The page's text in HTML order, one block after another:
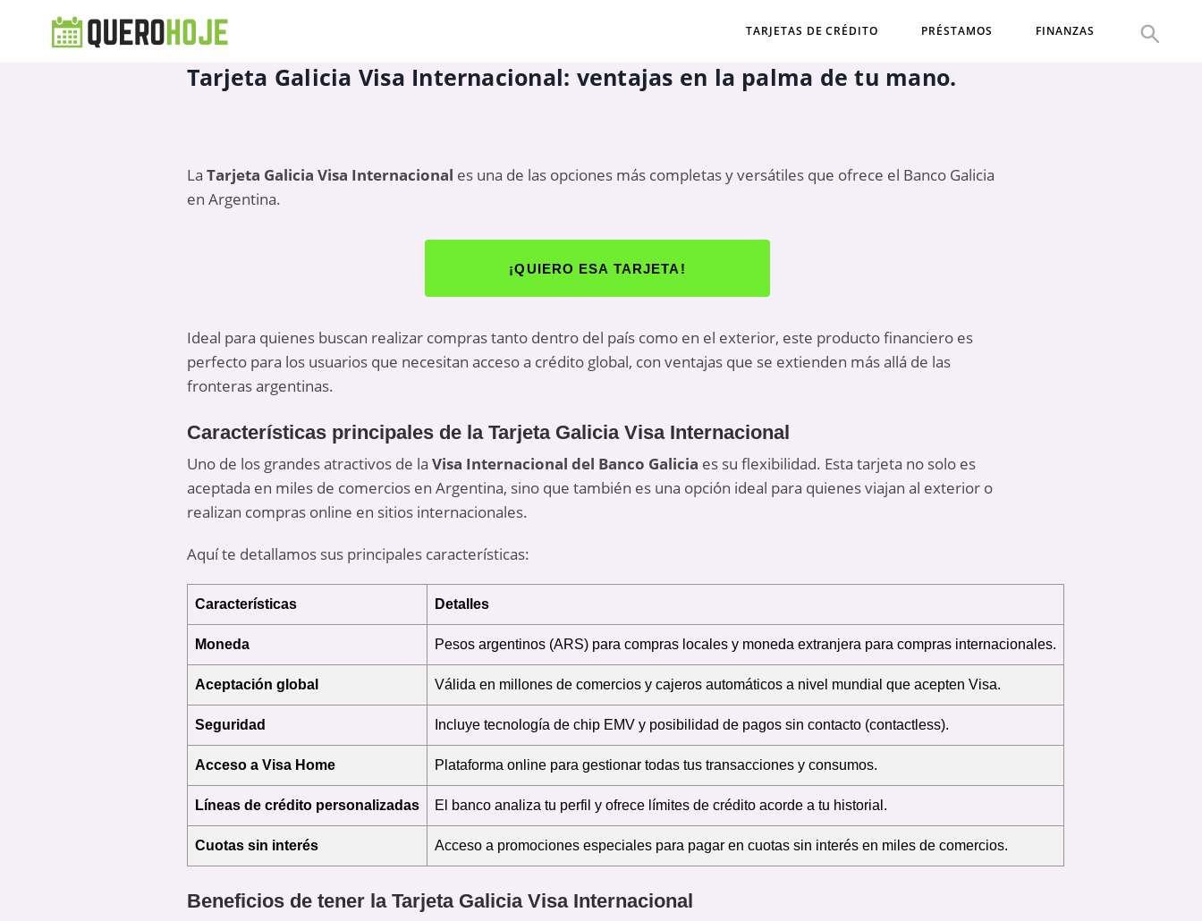
TARJETAS DE CRÉDITO PRÉSTAMOS FINANZAS
Tarjeta Galicia Visa Internacional: ventajas en la palma de tu mano.
La Tarjeta Galicia Visa Internacional es una de las opciones más completas y versátiles que ofrece el Banco Galicia
en Argentina.
¡QUIERO ESA TARJETA!
Ideal para quienes buscan realizar compras tanto dentro del país como en el exterior, este producto financiero es
perfecto para los usuarios que necesitan acceso a crédito global, con ventajas que se extienden más allá de las
fronteras argentinas.
Características principales de la Tarjeta Galicia Visa Internacional
Uno de los grandes atractivos de la Visa Internacional del Banco Galicia es su flexibilidad. Esta tarjeta no solo es
aceptada en miles de comercios en Argentina, sino que también es una opción ideal para quienes viajan al exterior o
realizan compras online en sitios internacionales.
Aquí te detallamos sus principales características:
Características Detalles
Moneda Pesos argentinos (ARS) para compras locales y moneda extranjera para compras internacionales.
Aceptación global Válida en millones de comercios y cajeros automáticos a nivel mundial que acepten Visa.
Seguridad Incluye tecnología de chip EMV y posibilidad de pagos sin contacto (contactless).
Acceso a Visa Home Plataforma online para gestionar todas tus transacciones y consumos.
Líneas de crédito personalizadas El banco analiza tu perfil y ofrece límites de crédito acorde a tu historial.
Cuotas sin interés Acceso a promociones especiales para pagar en cuotas sin interés en miles de comercios.
Beneficios de tener la Tarjeta Galicia Visa Internacional